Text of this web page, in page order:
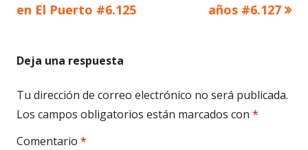
entradas
en El Puerto #6.125
años #6.127
Deja una respuesta
Tu dirección de correo electrónico no será publicada.
Los campos obligatorios están marcados con *
Comentario *